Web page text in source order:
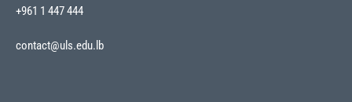
+961 1 447 444
contact@uls.edu.lb